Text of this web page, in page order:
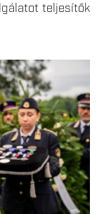
teljesítők